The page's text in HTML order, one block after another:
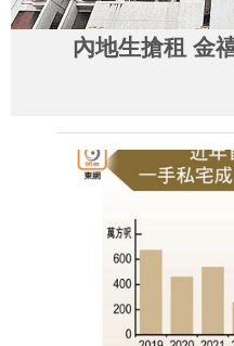
內地生搶租 金